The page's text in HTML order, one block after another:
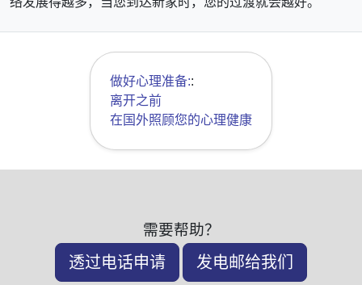
做好心理准备::
离开之前
在国外照顾您的心理健康
需要帮助？
透过电话申请 发电邮给我们